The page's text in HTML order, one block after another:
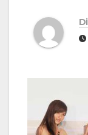
Di